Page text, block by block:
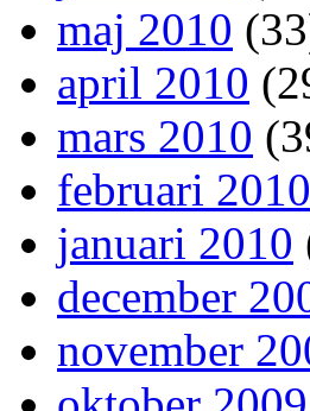
maj 2010
april 2010
mars 2010
februari 2010
januari 2010
december
november